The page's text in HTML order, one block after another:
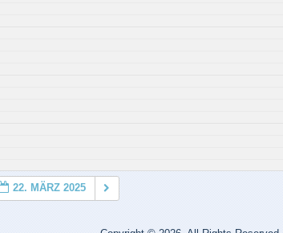
22. MÄRZ 2025